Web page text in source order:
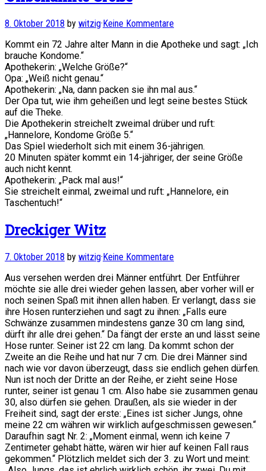
8. Oktober 2018 by witzig· Keine Kommentare
Kommt ein 72 Jahre alter Mann in die Apotheke und sagt: „Ich
brauche Kondome.“
Apothekerin: „Welche Größe?“
Opa: „Weiß nicht genau.“
Apothekerin: „Na, dann packen sie ihn mal aus.“
Der Opa tut, wie ihm geheißen und legt seine bestes Stück
auf die Theke.
Die Apothekerin streichelt zweimal drüber und ruft:
„Hannelore, Kondome Größe 5.“
Das Spiel wiederholt sich mit einem 36-jährigen.
20 Minuten später kommt ein 14-jähriger, der seine Größe
auch nicht kennt.
Apothekerin: „Pack mal aus!“
Sie streichelt einmal, zweimal und ruft: „Hannelore, ein
Taschentuch!“
Dreckiger Witz
7. Oktober 2018 by witzig· Keine Kommentare
Aus versehen werden drei Männer entführt. Der Entführer
möchte sie alle drei wieder gehen lassen, aber vorher will er
noch seinen Spaß mit ihnen allen haben. Er verlangt, dass sie
ihre Hosen runterziehen und sagt zu ihnen: „Falls eure
Schwänze zusammen mindestens ganze 30 cm lang sind,
dürft ihr alle drei gehen.“ Da fängt der erste an und lässt seine
Hose runter. Seiner ist 22 cm lang. Da kommt schon der
Zweite an die Reihe und hat nur 7 cm. Die drei Männer sind
nach wie vor davon überzeugt, dass sie endlich gehen dürfen.
Nun ist noch der Dritte an der Reihe, er zieht seine Hose
runter, seiner ist genau 1 cm. Also habe sie zusammen genau
30, also dürfen sie gehen. Draußen, als sie wieder in der
Freiheit sind, sagt der erste: „Eines ist sicher Jungs, ohne
meine 22 cm währen wir wirklich aufgeschmissen gewesen.“
Daraufhin sagt Nr. 2: „Moment einmal, wenn ich keine 7
Zentimeter gehabt hätte, wären wir hier auf keinen Fall raus
gekommen.“ Plötzlich meldet sich der 3. zu Wort und meint: